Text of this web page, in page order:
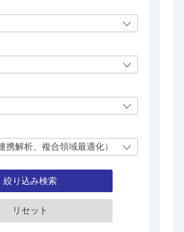
絞り込み検索